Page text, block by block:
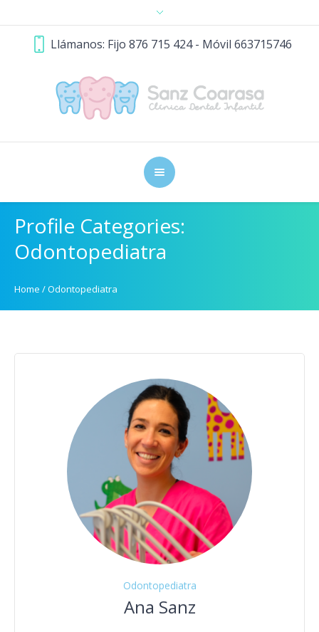
Llámanos: Fijo 876 715 424 - Móvil 663715746
Profile Categories:
Odontopediatra
Home /Odontopediatra
Odontopediatra
Ana Sanz